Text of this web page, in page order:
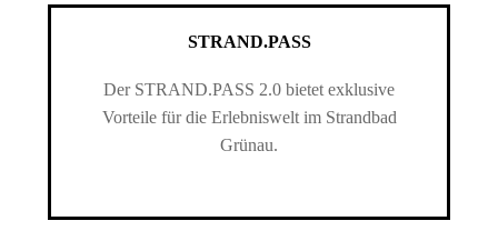
STRAND.PASS
Der STRAND.PASS 2.0 bietet exklusive
Vorteile für die Erlebniswelt im Strandbad
Grünau.